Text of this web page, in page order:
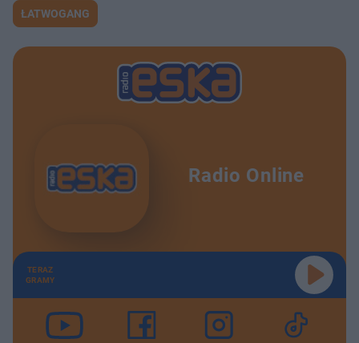
ŁATWOGANG
Radio Online
TERAZ
GRAMY